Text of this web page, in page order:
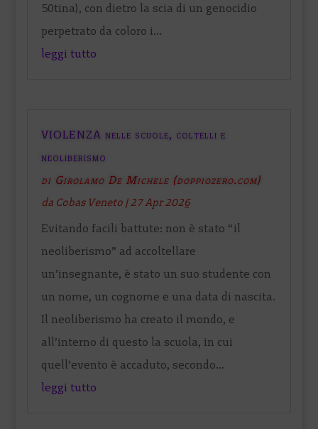
50tina), con dietro la scia di un genocidio
perpetrato da coloro i...
leggi tutto
VIOLENZA nelle scuole, coltelli e
neoliberismo
di Girolamo De Michele (doppiozero.com)
da Cobas Veneto |27 Apr 2026
Evitando facili battute: non è stato “il
neoliberismo” ad accoltellare
un’insegnante, è stato un suo studente con
un nome, un cognome e una data di nascita.
Il neoliberismo ha creato il mondo, e
all’interno di questo la scuola, in cui
quell’evento è accaduto, secondo...
leggi tutto